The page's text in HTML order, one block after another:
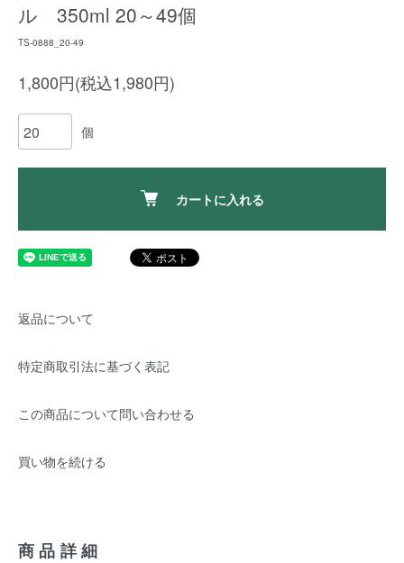
ル 350ml 20～49個
TS-0888_20-49
1,800円(税込1,980円)
個
カートに入れる
返品について
特定商取引法に基づく表記
この商品について問い合わせる
買い物を続ける
商品詳細